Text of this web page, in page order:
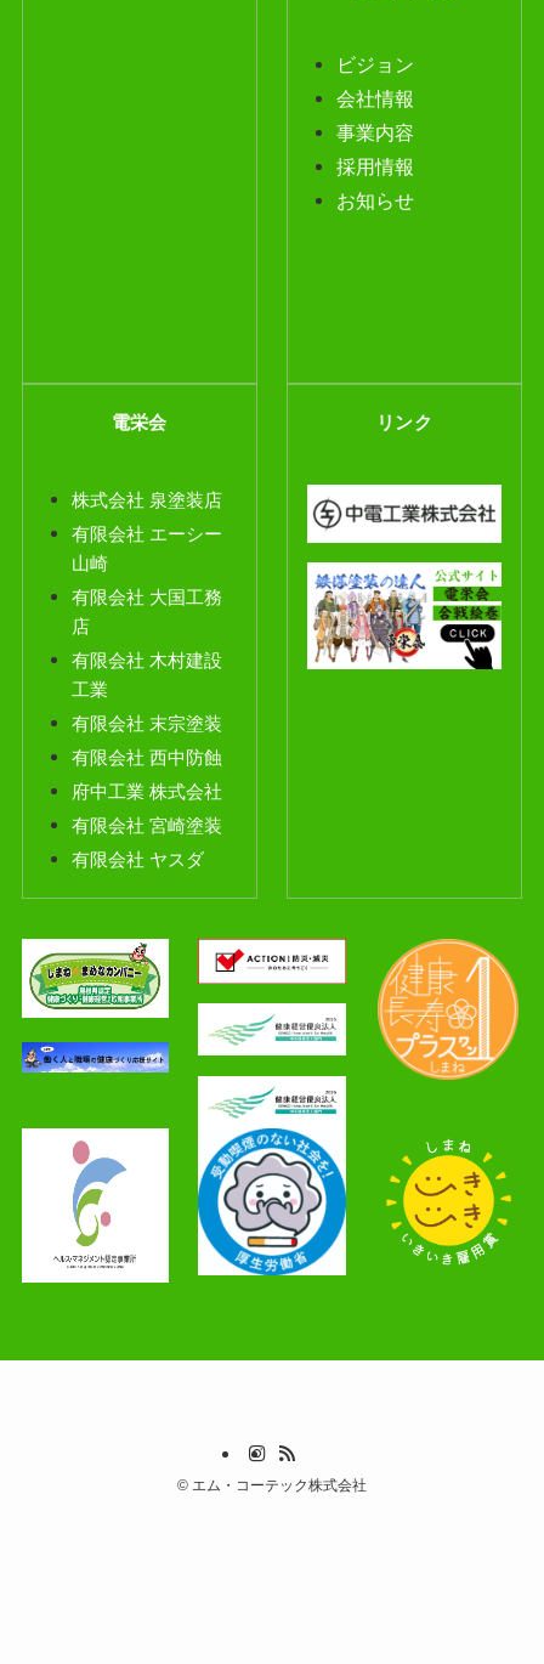
ビジョン
会社情報
事業内容
採用情報
お知らせ
電栄会
株式会社 泉塗装店
有限会社 エーシー
山崎
有限会社 大国工務
店
有限会社 木村建設
工業
有限会社 末宗塗装
有限会社 西中防蝕
府中工業 株式会社
有限会社 宮崎塗装
有限会社 ヤスダ
リンク
© エム・コーテック株式会社